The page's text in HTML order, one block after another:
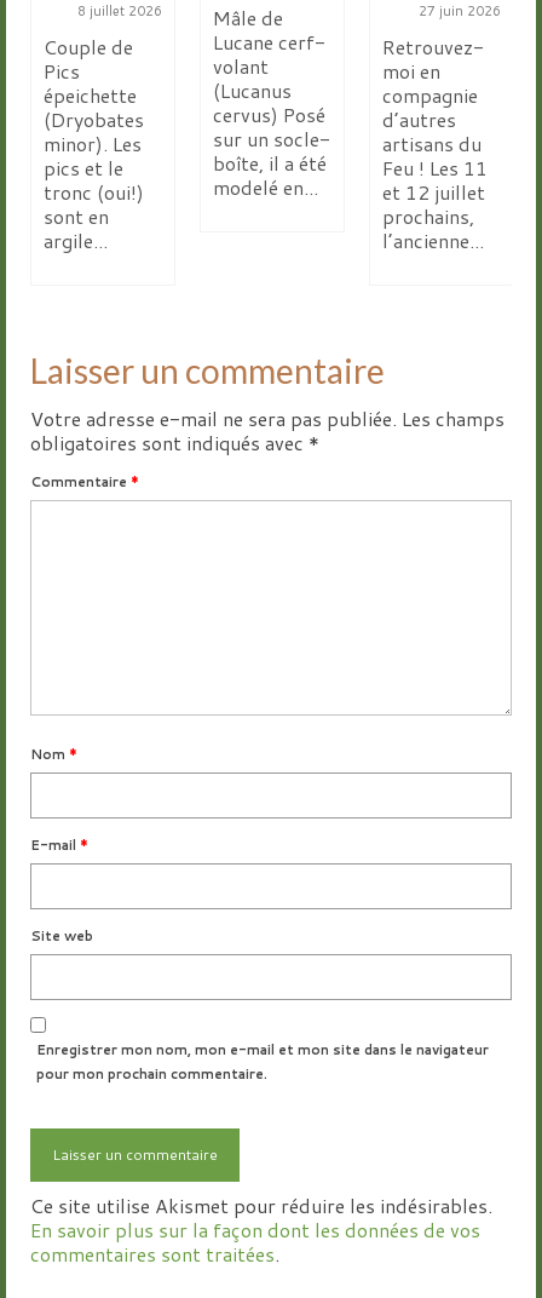
8 juillet 2026
Couple de
Pics
épeichette
(Dryobates
minor). Les
pics et le
tronc (oui!)
sont en
argile...
Mâle de
Lucane cerf-
volant
(Lucanus
cervus) Posé
sur un socle-
boîte, il a été
modelé en...
27 juin 2026
Retrouvez-
moi en
compagnie
d’autres
artisans du
Feu ! Les 11
et 12 juillet
prochains,
l’ancienne...
Laisser un commentaire
Votre adresse e-mail ne sera pas publiée. Les champs
obligatoires sont indiqués avec *
Commentaire *
Nom *
E-mail *
Site web
Enregistrer mon nom, mon e-mail et mon site dans le navigateur
pour mon prochain commentaire.
Ce site utilise Akismet pour réduire les indésirables.
En savoir plus sur la façon dont les données de vos
commentaires sont traitées.